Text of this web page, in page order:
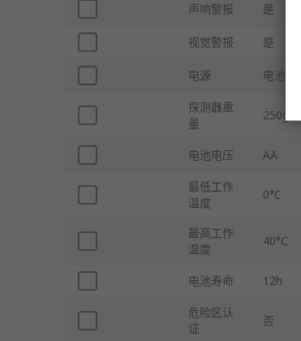
声响警报 是
视觉警报 是
电源 电池
探测器重
量
250g
电池电压 AA
最低工作
温度
0°C
最高工作
温度
40°C
电池寿命 12h
危险区认
证
否